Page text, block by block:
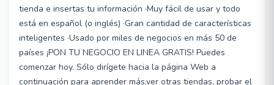
tienda e insertas tu información ·Muy fácil de usar y todo
está en español (o inglés) ·Gran cantidad de características
inteligentes ·Usado por miles de negocios en más 50 de
países ¡PON TU NEGOCIO EN LINEA GRATIS! Puedes
comenzar hoy. Sólo dirígete hacia la página Web a
continuación para aprender más,ver otras tiendas, probar el